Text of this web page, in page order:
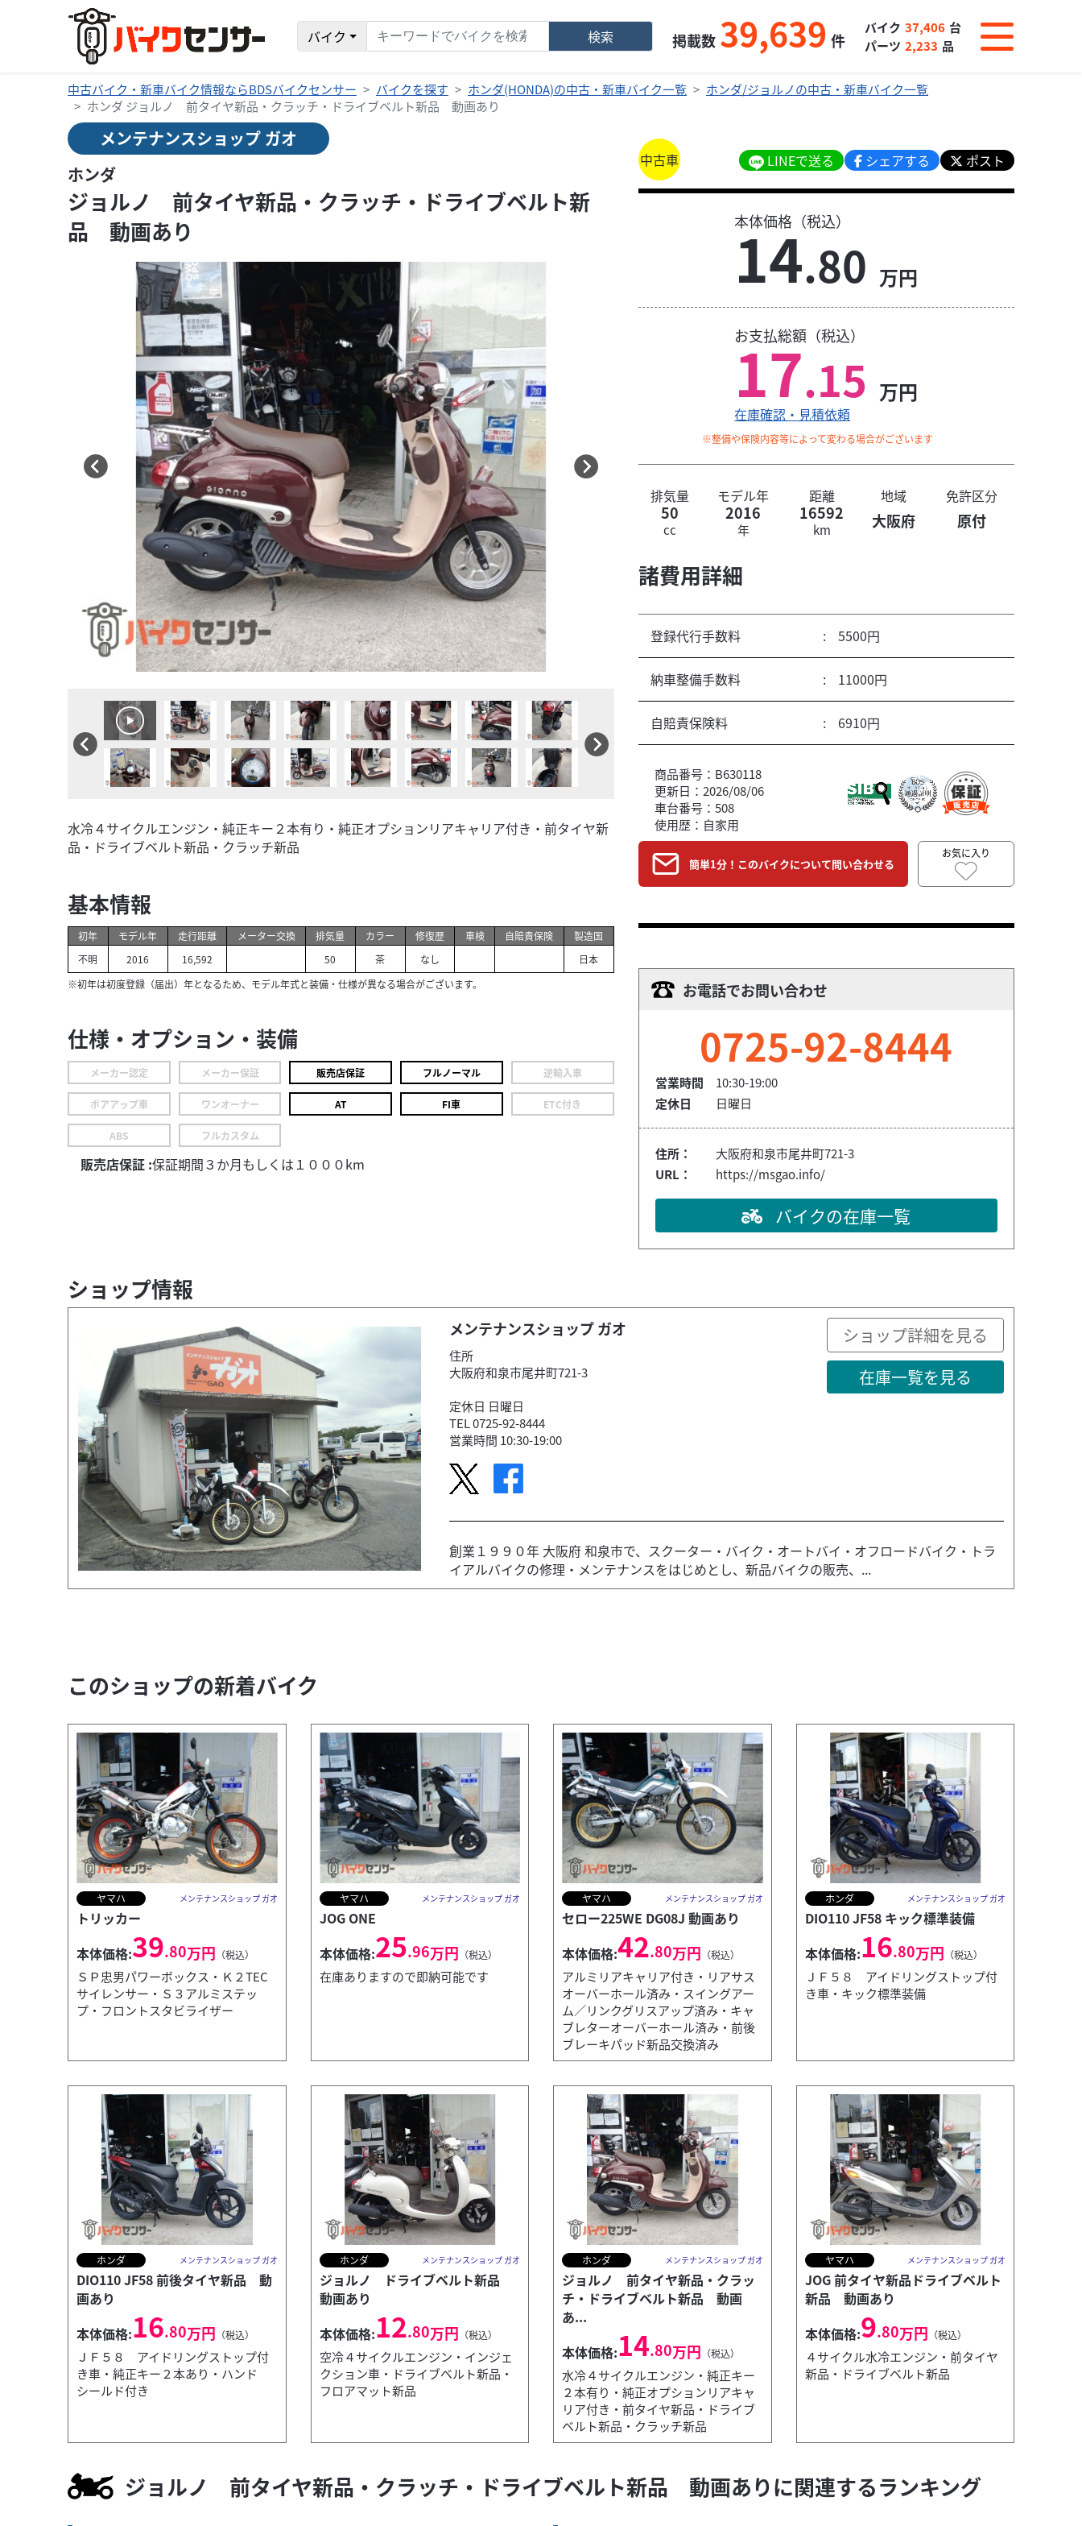
バイク 検索 掲載数 39,639 件
バイク 37,406 台
パーツ 2,233 品
中古バイク・新車バイク情報ならBDSバイクセンサー バイクを探す ホンダ(HONDA)の中古・新車バイク一覧
ホンダ/ジョルノの中古・新車バイク一覧
ホンダ ジョルノ 前タイヤ新品・クラッチ・ドライブベルト新品 動画あり
メンテナンスショップ ガオ
ホンダ
ジョルノ 前タイヤ新品・クラッチ・ドライブベルト新
品 動画あり
水冷４サイクルエンジン・純正キー２本有り・純正オプションリアキャリア付き・前タイヤ新
品・ドライブベルト新品・クラッチ新品
基本情報
初年
不明
モデル年
2016
走行距離
16,592
メーター交換
排気量
50
カラー
茶
修復歴
なし
車検 自賠責保険
製造国
日本
※初年は初度登録（届出）年となるため、モデル年式と装備・仕様が異なる場合がございます。
仕様・オプション・装備
メーカー認定 メーカー保証 販売店保証 フルノーマル 逆輸入車
ボアアップ車 ワンオーナー AT FI車 ETC付き
ABS フルカスタム
販売店保証 :保証期間３か月もしくは１０００km
中古車 LINEで送る シェアする ポスト
本体価格（税込）
14.80 万円
お支払総額（税込）
17.15 万円
在庫確認・見積依頼
※整備や保険内容等によって変わる場合がございます
排気量 モデル年 距離 地域 免許区分
50
cc
2016
年
16592
km 大阪府 原付
諸費用詳細
登録代行手数料 5500円
納車整備手数料 11000円
自賠責保険料 6910円
商品番号：B630118
更新日：2026/08/06
車台番号：508
使用歴：自家用
簡単1分！このバイクについて問い合わせる
お気に入り
お電話でお問い合わせ
0725-92-8444
営業時間
10:30-19:00
定休日
日曜日
住所：
大阪府和泉市尾井町721-3
URL：
https://msgao.info/
バイクの在庫一覧
ショップ情報
メンテナンスショップ ガオ
住所
大阪府和泉市尾井町721-3
定休日 日曜日
TEL 0725-92-8444
営業時間 10:30-19:00
ショップ詳細を見る
在庫一覧を見る
創業１９９０年 大阪府 和泉市で、スクーター・バイク・オートバイ・オフロードバイク・トラ
イアルバイクの修理・メンテナンスをはじめとし、新品バイクの販売、...
このショップの新着バイク
JOG ONE
本体価格:
25.96 万円 （税込）
在庫ありますので即納可能です
ヤマハ メンテナンスショップ ガオ
トリッカー
本体価格:39.80万円 （税込）
ＳＰ忠男パワーボックス・Ｋ２TEC
サイレンサー・Ｓ３アルミステッ
プ・フロントスタビライザー
ヤマハ メンテナンスショップ ガオ
JOG ONE
本体価格:25.96万円 （税込）
在庫ありますので即納可能です
ヤマハ メンテナンスショップ ガオ
セロー225WE DG08J 動画あり
本体価格:42.80万円 （税込）
アルミリアキャリア付き・リアサス
オーバーホール済み・スイングアー
ム／リンクグリスアップ済み・キャ
ブレターオーバーホール済み・前後
ブレーキパッド新品交換済み
ホンダ メンテナンスショップ ガオ
DIO110 JF58 キック標準装備
本体価格:16.80万円 （税込）
ＪＦ５８ アイドリングストップ付
き車・キック標準装備
ホンダ メンテナンスショップ ガオ
DIO110 JF58 前後タイヤ新品 動
画あり
本体価格:16.80万円 （税込）
ＪＦ５８ アイドリングストップ付
き車・純正キー２本あり・ハンド
シールド付き
ホンダ メンテナンスショップ ガオ
ジョルノ ドライブベルト新品
動画あり
本体価格:12.80万円 （税込）
空冷４サイクルエンジン・インジェ
クション車・ドライブベルト新品・
フロアマット新品
ホンダ メンテナンスショップ ガオ
ジョルノ 前タイヤ新品・クラッ
チ・ドライブベルト新品 動画
あ...
本体価格:14.80万円 （税込）
水冷４サイクルエンジン・純正キー
２本有り・純正オプションリアキャ
リア付き・前タイヤ新品・ドライブ
ベルト新品・クラッチ新品
ヤマハ メンテナンスショップ ガオ
JOG 前タイヤ新品ドライブベルト
新品 動画あり
本体価格:9.80万円 （税込）
４サイクル水冷エンジン・前タイヤ
新品・ドライブベルト新品
ジョルノ 前タイヤ新品・クラッチ・ドライブベルト新品 動画ありに関連するランキング